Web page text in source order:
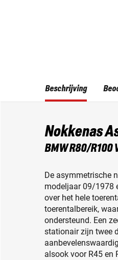
Beschrijving
Nokkenas
BMW R80/R100
De asymmetrische
modeljaar 09/1978
over het hele
toerentalbereik,
ondersteund. Een
stationair zijn twee
alsook voor R45 en